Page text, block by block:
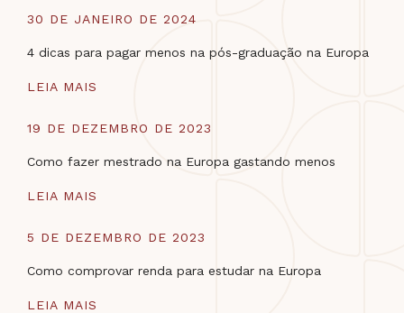
30 DE JANEIRO DE 2024
4 dicas para pagar menos na pós-graduação na Europa
LEIA MAIS
19 DE DEZEMBRO DE 2023
Como fazer mestrado na Europa gastando menos
LEIA MAIS
5 DE DEZEMBRO DE 2023
Como comprovar renda para estudar na Europa
LEIA MAIS